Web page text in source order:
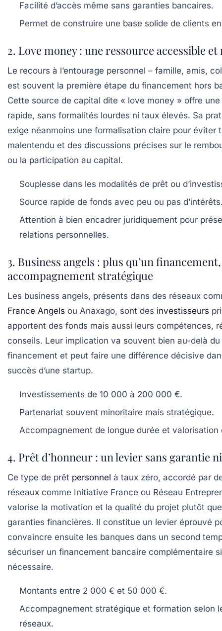
Facilité d’accès même sans garanties bancaires.
Permet de construire une base solide de clients
2. Love money : une ressource accessible
Le recours à l’entourage personnel – famille, amis,
est souvent la première étape du financement hors
Cette source de capital dite « love money » offre
rapide, sans formalités lourdes ni taux élevés. Sa
exige néanmoins une formalisation claire pour éviter
malentendu et des discussions précises sur le
ou la participation au capital.
Souplesse dans les modalités de prêt ou
Source rapide de fonds avec peu ou pas
Attention à bien encadrer juridiquement pour
relations personnelles.
3. Business angels : plus qu’un
accompagnement stratégique
Les business angels, présents dans des réseaux
France Angels ou Anaxago, sont des investisseurs
apportent des fonds mais aussi leurs compétences,
conseils. Leur implication va souvent bien au-delà du
financement et peut faire une différence décisive
succès d’une startup.
Investissements de 10 000 à 200 000 €.
Partenariat souvent minoritaire mais stratégique.
Accompagnement de longue durée et valorisation
4. Prêt d’honneur : un levier sans garantie
Ce type de prêt personnel à taux zéro, accordé par
réseaux comme Initiative France ou Réseau
valorise la motivation et la qualité du projet plutôt
garanties financières. Il constitue un levier éprouvé
convaincre ensuite les banques dans un second
sécuriser un financement bancaire complémentaire si
nécessaire.
Montants entre 2 000 € et 50 000 €.
Accompagnement stratégique et formation selon
réseaux.